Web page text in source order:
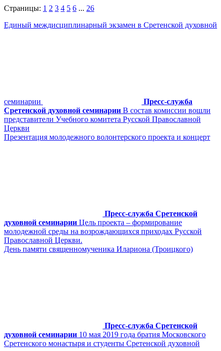
Страницы: 1 2 3 4 5 6 ... 26
Единый междисциплинарный экзамен в Сретенской духовной
семинарии
Пресс-служба
Сретенской духовной семинарии В состав комиссии вошли
представители Учебного комитета Русской Православной
Церкви
Презентация молодежного волонтерского проекта и концерт
Пресс-служба Сретенской
духовной семинарии Цель проекта – формирование
молодежной среды на возрождающихся приходах Русской
Православной Церкви.
День памяти священномученика Илариона (Троицкого)
Пресс-служба Сретенской
духовной семинарии 10 мая 2019 года братия Московского
Сретенского монастыря и студенты Сретенской духовной